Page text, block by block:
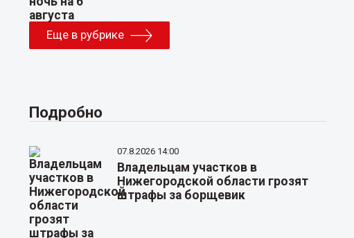
Еще в рубрике
Подробно
07.8.2026 14:00
Владельцам участков в
Нижегородской области грозят
штрафы за борщевик